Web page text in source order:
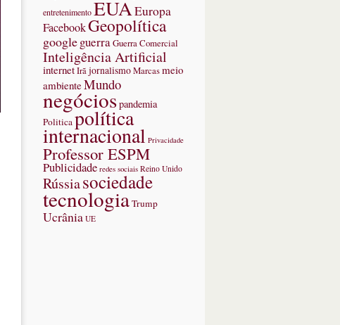
entretenimentoEUAEuropa
FacebookGeopolítica
googleguerraGuerra Comercial
Inteligência Artificial
internetIrãjornalismoMarcasmeio
ambienteMundo
negóciospandemia
Politicapolítica
internacional Privacidade
Professor ESPM
Publicidade redes sociais Reino Unido
Rússiasociedade
tecnologiaTrump
Ucrânia UE